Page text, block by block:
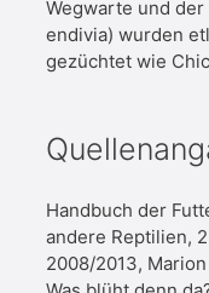
Wegwarte und
endivia) wurden
gezüchtet wie
Handbuch der
andere Reptilien,
2008/2013,